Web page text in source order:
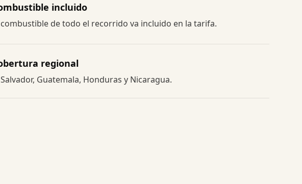
incluido
combustible de todo el recorrido va incluido en la tarifa.
regional
Salvador, Guatemala, Honduras y Nicaragua.